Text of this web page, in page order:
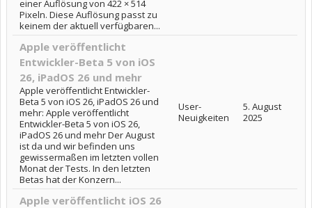
einer Auflösung von 422 × 514
Pixeln. Diese Auflösung passt zu
keinem der aktuell verfügbaren...
Apple veröffentlicht
Entwickler-Beta 5 von iOS
26, iPadOS 26 und mehr
Apple veröffentlicht Entwickler-
Beta 5 von iOS 26, iPadOS 26 und
mehr: Apple veröffentlicht
Entwickler-Beta 5 von iOS 26,
iPadOS 26 und mehr Der August
ist da und wir befinden uns
gewissermaßen im letzten vollen
Monat der Tests. In den letzten
Betas hat der Konzern...
User-
Neuigkeiten
5. August
2025
Apple veröffentlicht iOS 26